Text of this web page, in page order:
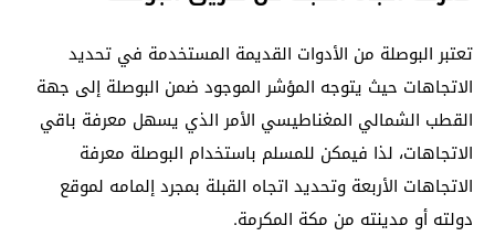
تعتبر البوصلة من الأدوات القديمة المستخدمة في تحديد
الاتجاهات حيث يتوجه المؤشر الموجود ضمن البوصلة إلى جهة
القطب الشمالي المغناطيسي الأمر الذي يسهل معرفة باقي
الاتجاهات، لذا فيمكن للمسلم باستخدام البوصلة معرفة
الاتجاهات الأربعة وتحديد اتجاه القبلة بمجرد إلمامه لموقع
دولته أو مدينته من مكة المكرمة.